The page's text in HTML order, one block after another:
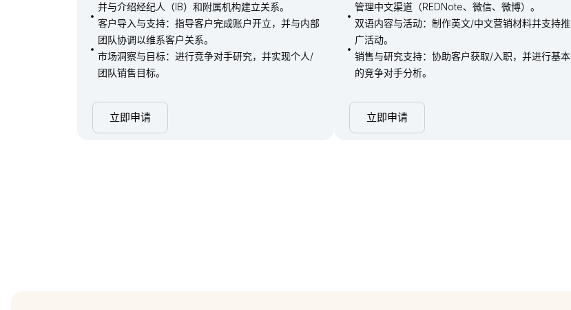
并与介绍经纪人（IB）和附属机构建立关系。
客户导入与支持：指导客户完成账户开立，并与内部
团队协调以维系客户关系。
市场洞察与目标：进行竞争对手研究，并实现个人/
团队销售目标。
立即申请
管理中文渠道（REDNote、微信、微博）。
双语内容与活动：制作英文/中文营销材料并支持推
广活动。
销售与研究支持：协助客户获取/入职，并进行基本
的竞争对手分析。
立即申请